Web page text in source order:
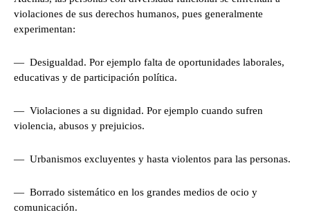
violaciones de sus derechos humanos, pues generalmente
experimentan:
— Desigualdad. Por ejemplo falta de oportunidades laborales,
educativas y de participación política.
— Violaciones a su dignidad. Por ejemplo cuando sufren
violencia, abusos y prejuicios.
— Urbanismos excluyentes y hasta violentos para las personas.
— Borrado sistemático en los grandes medios de ocio y
comunicación.